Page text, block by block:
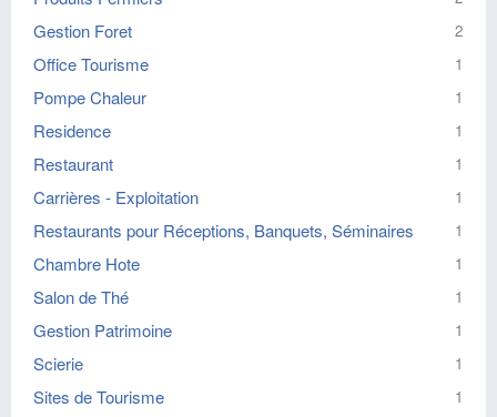
Gestion Foret 2
Office Tourisme 1
Pompe Chaleur 1
Residence 1
Restaurant 1
Carrières - Exploitation 1
Restaurants pour Réceptions, Banquets, Séminaires 1
Chambre Hote 1
Salon de Thé 1
Gestion Patrimoine 1
Scierie 1
Sites de Tourisme 1